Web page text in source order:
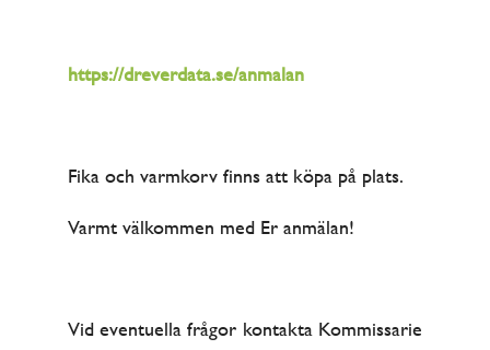
https://dreverdata.se/anmalan
Fika och varmkorv finns att köpa på plats.
Varmt välkommen med Er anmälan!
Vid eventuella frågor kontakta Kommissarie